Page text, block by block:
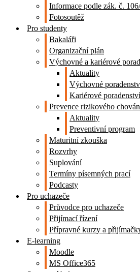
Informace podle zák. č.
Fotosoutěž
Pro studenty
Bakaláři
Organizační plán
Výchovné a kariérové
Aktuality
Výchovné
Kariérové poradenství
Prevence rizikového
Aktuality
Preventivní program
Maturitní zkouška
Rozvrhy
Suplování
Termíny písemných prací
Podcasty
Pro uchazeče
Průvodce pro uchazeče
Přijímací řízení
Přípravné kurzy a
E-learning
Moodle
MS Office365